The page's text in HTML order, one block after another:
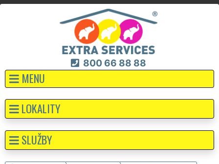
800 66 88 88
MENU
LOKALITY
SLUŽBY